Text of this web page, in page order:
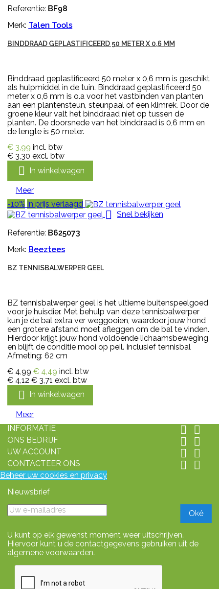
Referentie: BF98
Merk: Talen Tools
BINDDRAAD GEPLASTIFICEERD 50 METER X 0,6 MM
Binddraad geplastificeerd 50 meter x 0,6 mm is geschikt
als hulpmiddel in de tuin. Binddraad geplastificeerd 50
meter x 0,6 mm is o.a voor het vastbinden van planten
aan een plantensteun, steunpaal of een klimrek. Door de
groene kleur valt het binddraad niet op tussen de
planten. De doorsnede van het binddraad is 0,6 mm en
de lengte is 50 meter.
€ 3,99 incl. btw
€ 3,30 excl. btw
 In winkelwagen
Meer
-10% In prijs verlaagd

Snel bekijken
Referentie: B625073
Merk: Beeztees
BZ TENNISBALWERPER GEEL
BZ tennisbalwerper geel is het ultieme buitenspeelgoed
voor je huisdier. Met behulp van deze tennisbalwerper
kun je de bal extra ver weggooien, waardoor jouw hond
een grotere afstand moet afleggen om de bal te vinden.
Hierdoor krijgt jouw hond voldoende lichaamsbeweging
en blijft de conditie mooi op peil. Inclusief tennisbal
Afmeting: 62 cm
€ 4,99 € 4,49 incl. btw
€ 4,12 € 3,71 excl. btw
 In winkelwagen
Meer
INFORMATIE
 
ONS BEDRIJF  
UW ACCOUNT  
CONTACTEER ONS  
Beheer uw cookies en privacy
Nieuwsbrief
U kunt op elk gewenst moment weer uitschrijven.
Hiervoor kunt u de contactgegevens gebruiken uit de
algemene voorwaarden.